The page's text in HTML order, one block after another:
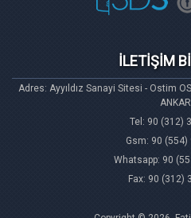
İLETİŞİM
Adres: Ayyıldız Sanayi Sitesi - Ostim
Tel: 90 (312)
Gsm: 90 (554)
Whatsapp: 90
Fax: 90 (312)